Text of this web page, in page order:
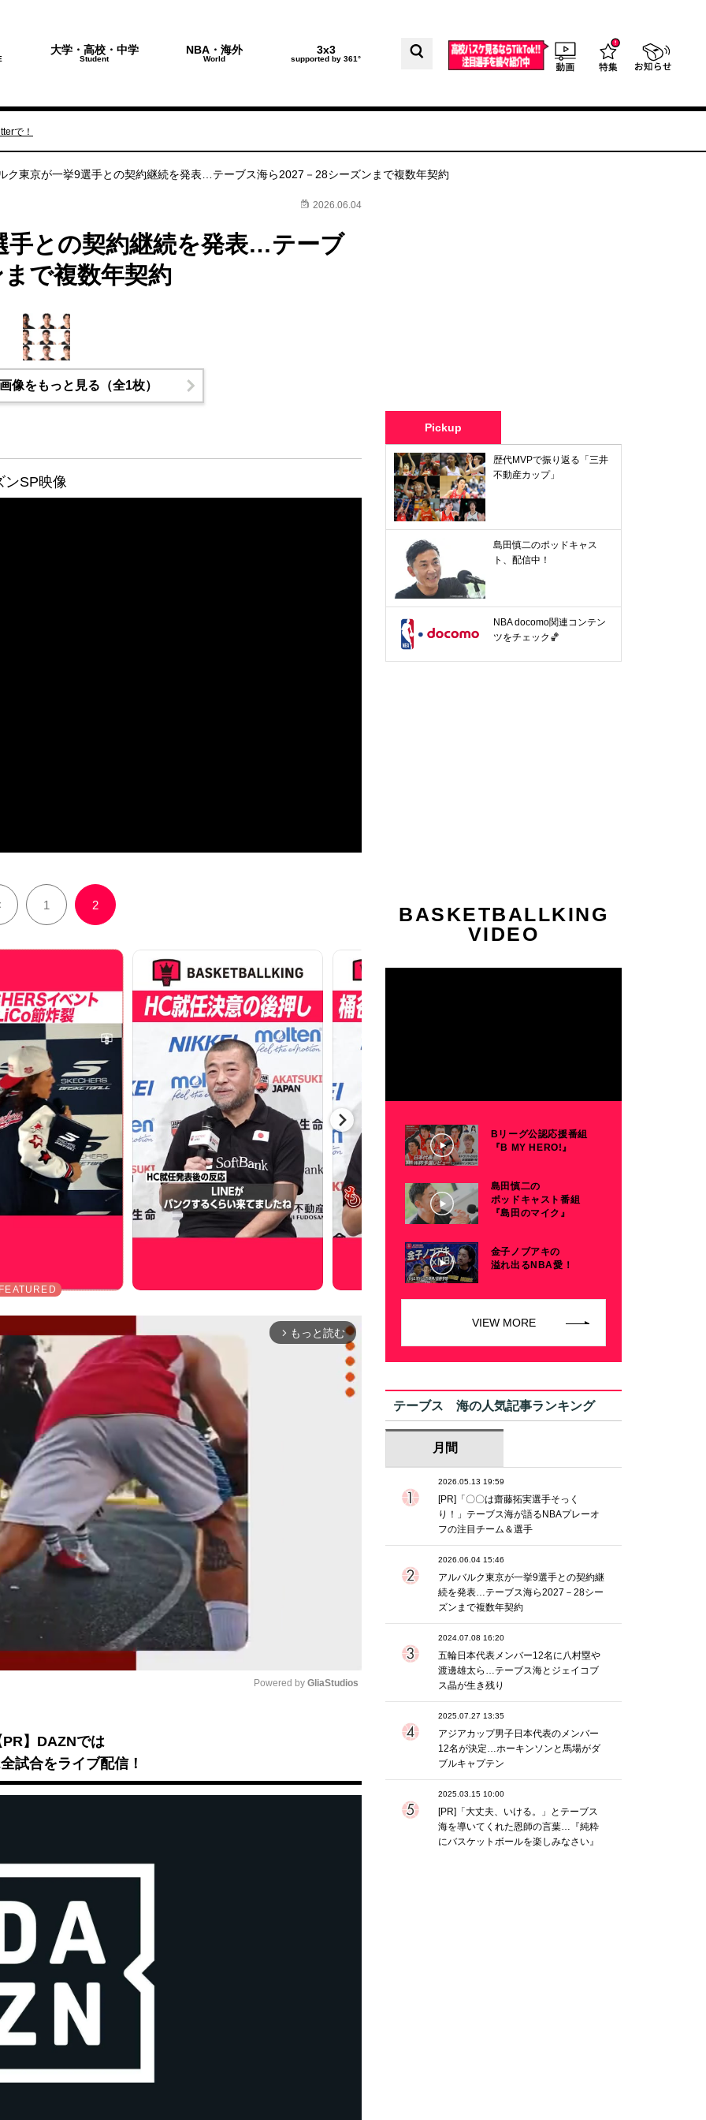
大学・高校・中学
Student
NBA・海外
World
3x3
supported by 361°
で！
ク東京が一挙9選手との契約継続を発表…テーブス海ら2027－28シーズンまで複数年契約
2026.06.04
手との契約継続を発表…テーブ
で複数年契約
像をもっと見る（全1枚）
ンSP映像
1 2
arrow_forward_ios もっと読む
Powered by GliaStudios
PR】DAZNでは
試合をライブ配信！
Pickup
歴代MVPで振り返る「三井
不動産カップ」
島田慎二のポッドキャス
ト、配信中！
NBA docomo関連コンテン
ツをチェック🏀
BASKETBALLKING
VIDEO
Bリーグ公認応援番組
『B MY HERO!』
島田慎二の
ポッドキャスト番組
『島田のマイク』
金子ノブアキの
溢れ出るNBA愛！
VIEW MORE
テーブス 海の人気記事ランキング
月間
2026.05.13 19:59
[PR]「〇〇は齋藤拓実選手そっく
り！」テーブス海が語るNBAプレーオ
フの注目チーム＆選手
2026.06.04 15:46
アルバルク東京が一挙9選手との契約継
続を発表…テーブス海ら2027－28シー
ズンまで複数年契約
2024.07.08 16:20
五輪日本代表メンバー12名に八村塁や
渡邊雄太ら…テーブス海とジェイコブ
ス晶が生き残り
2025.07.27 13:35
アジアカップ男子日本代表のメンバー
12名が決定…ホーキンソンと馬場がダ
ブルキャプテン
2025.03.15 10:00
[PR]「大丈夫、いける。」とテーブス
海を導いてくれた恩師の言葉…『純粋
にバスケットボールを楽しみなさい』